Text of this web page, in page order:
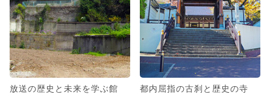
放送の歴史と未来を学ぶ館 都内屈指の古刹と歴史の寺